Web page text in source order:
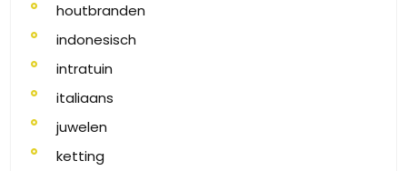
houtbranden
indonesisch
intratuin
italiaans
juwelen
ketting